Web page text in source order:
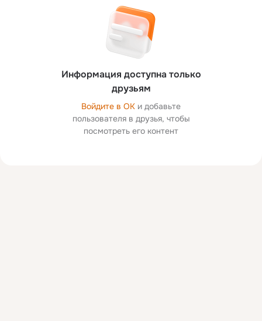
Информация доступна только
друзьям
Войдите в ОК и добавьте
пользователя в друзья, чтобы
посмотреть его контент